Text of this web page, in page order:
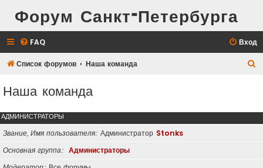
Форум Санкт-Петербурга
FAQ Вход
Список форумов Наша команда
к
Наша команда
АДМИНИСТРАТОРЫ
Звание, Имя пользователя Администратор Stonks
Основная группа
Администраторы